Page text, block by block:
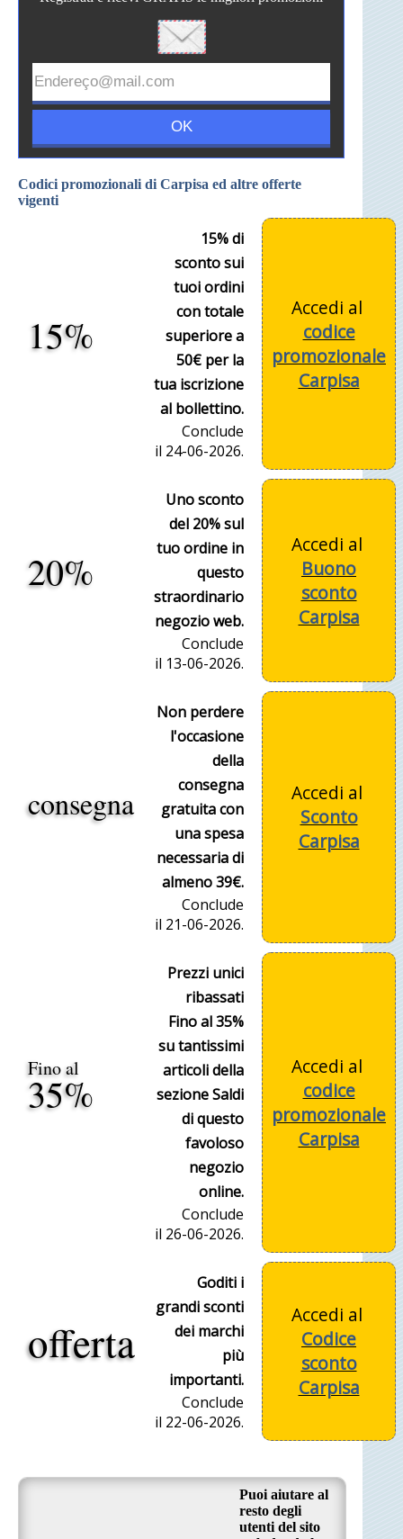
Codici promozionali di Carpisa ed altre offerte
vigenti
15%
15% di
sconto sui
tuoi ordini
con totale
superiore a
50€ per la
tua iscrizione
al bollettino.
Conclude
il 24-06-2026.
Accedi al
codice
promozionale
Carpisa
20%
Uno sconto
del 20% sul
tuo ordine in
questo
straordinario
negozio web.
Conclude
il 13-06-2026.
Accedi al
Buono
sconto
Carpisa
consegna
Non perdere
l'occasione
della
consegna
gratuita con
una spesa
necessaria di
almeno 39€.
Conclude
il 21-06-2026.
Accedi al
Sconto
Carpisa
Fino al
35%
Prezzi unici
ribassati
Fino al 35%
su tantissimi
articoli della
sezione Saldi
di questo
favoloso
negozio
online.
Conclude
il 26-06-2026.
Accedi al
codice
promozionale
Carpisa
offerta
Goditi i
grandi sconti
dei marchi
più
importanti.
Conclude
il 22-06-2026.
Accedi al
Codice
sconto
Carpisa
Puoi aiutare al
resto degli
utenti del sito